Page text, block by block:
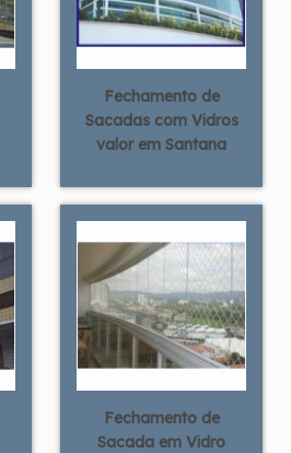
Fechamento de
Sacadas com Vidros
valor em Santana
Fechamento de
Sacada em Vidro